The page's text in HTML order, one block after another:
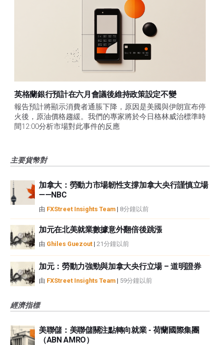
英格蘭銀行預計在六月會議後維持政策設定不變
報告預計將顯示消費者通脹下降，原因是美國與伊朗宣布停
火後，原油價格趨緩。我們的專家將於今日格林威治標準時
間12:00分析市場對此事件的反應
主要貨幣對
加拿大：勞動力市場韌性支撐加拿大央行謹慎立場
——NBC
由 FXStreet Insights Team | 8分鐘以前
加元在北美就業數據意外翻倍後跳漲
由 Ghiles Guezout | 21分鐘以前
加元：勞動力強勁與加拿大央行立場 – 道明證券
由 FXStreet Insights Team | 59分鐘以前
經濟指標
美聯儲：美聯儲關注點轉向就業 - 荷蘭國際集團
（ABN AMRO）